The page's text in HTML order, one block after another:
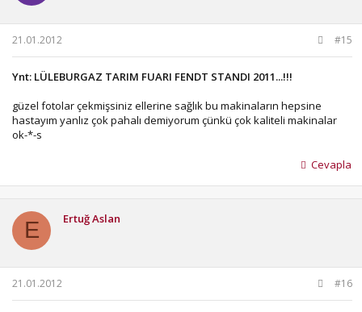
21.01.2012 #15
Ynt: LÜLEBURGAZ TARIM FUARI FENDT STANDI 2011...!!!
güzel fotolar çekmişsiniz ellerine sağlık bu makinaların hepsine
hastayım yanlız çok pahalı demiyorum çünkü çok kaliteli makinalar
ok-*-s
Cevapla
E Ertuğ Aslan
21.01.2012 #16